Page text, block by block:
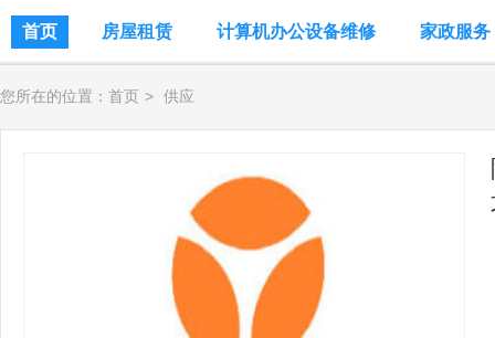
首页 房屋租赁 计算机办公设备维修 家政服务
您所在的位置： 首页 > 供应